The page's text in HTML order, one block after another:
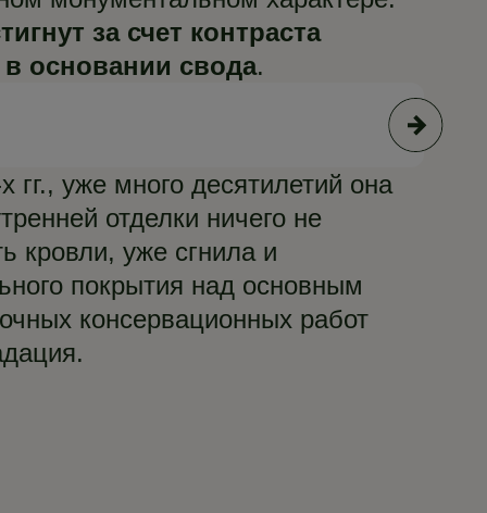
за счет контраста
основании свода.
уже много десятилетий она
отделки ничего не
кровли, уже сгнила и
покрытия над основным
консервационных работ